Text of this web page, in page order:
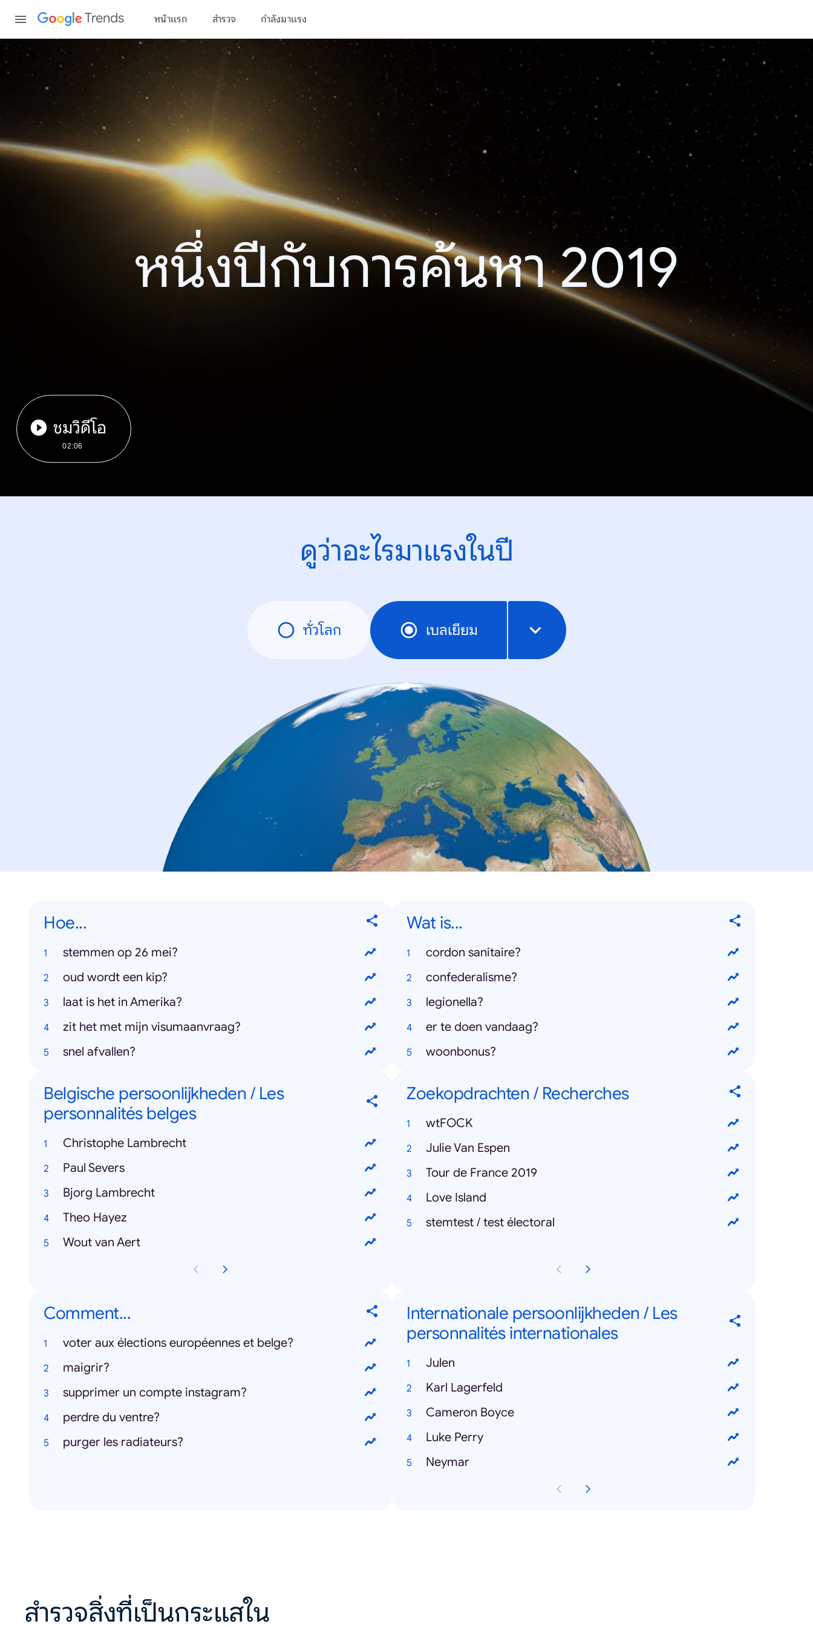
Trends หน้าแรก สำรวจ กำลังมาแรง
หนึ่งปีกับการค้นหา 2019
ชมวิดีโอ
02:06
ดูว่าอะไรมาแรงในปี
ทั่วโลก เบลเยียม
Hoe...
stemmen op 26 mei?
oud wordt een kip?
laat is het in Amerika?
zit het met mijn visumaanvraag?
snel afvallen?
Wat is...
cordon sanitaire?
confederalisme?
legionella?
er te doen vandaag?
woonbonus?
Belgische persoonlijkheden / Les
personnalités belges
Christophe Lambrecht
Paul Severs
Bjorg Lambrecht
Theo Hayez
Wout van Aert
Zoekopdrachten / Recherches
wtFOCK
Julie Van Espen
Tour de France 2019
Love Island
stemtest / test électoral
Comment...
voter aux élections européennes et belge?
maigrir?
supprimer un compte instagram?
perdre du ventre?
purger les radiateurs?
Internationale persoonlijkheden / Les
personnalités internationales
Julen
Karl Lagerfeld
Cameron Boyce
Luke Perry
Neymar
สำรวจสิ่งที่เป็นกระแสใน